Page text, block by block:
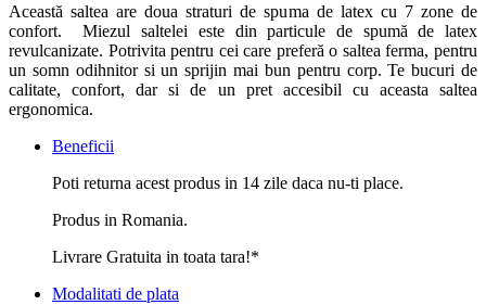
Această saltea are doua straturi de spuma de latex cu 7 zone de
confort. Miezul saltelei este din particule de spumă de latex
revulcanizate. Potrivita pentru cei care preferă o saltea ferma, pentru
un somn odihnitor si un sprijin mai bun pentru corp. Te bucuri de
calitate, confort, dar si de un pret accesibil cu aceasta saltea
ergonomica.
Beneficii
Poti returna acest produs in 14 zile daca nu-ti place.
Produs in Romania.
Livrare Gratuita in toata tara!*
Modalitati de plata